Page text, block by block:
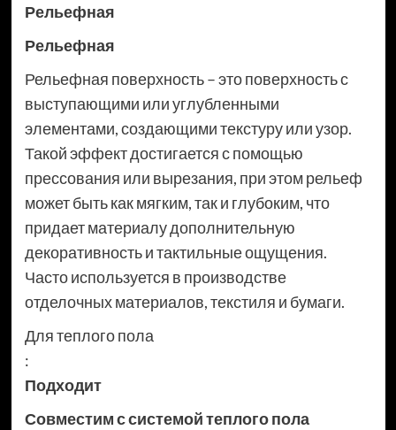
Рельефная
Рельефная
Рельефная поверхность – это поверхность с
выступающими или углубленными
элементами, создающими текстуру или узор.
Такой эффект достигается с помощью
прессования или вырезания, при этом рельеф
может быть как мягким, так и глубоким, что
придает материалу дополнительную
декоративность и тактильные ощущения.
Часто используется в производстве
отделочных материалов, текстиля и бумаги.
Для теплого пола
:
Подходит
Совместим с системой теплого пола